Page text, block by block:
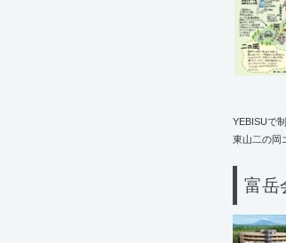
YEBISUで
東山二の岡
富岳